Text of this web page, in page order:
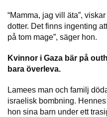
“Mamma, jag vill äta”,
dotter. Det finns ingenting
på tom mage”, säger hon.
Kvinnor i Gaza bär på
bara överleva.
Lamees man och familj
israelisk bombning.
hon sina barn under ett